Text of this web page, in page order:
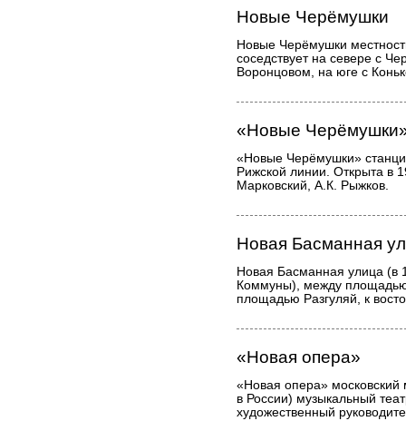
Новые Черёмушки
Новые Черёмушки
соседствует на севере с
Воронцовом, на юге с
«Новые
«Новые Черёмушки»
Рижской линии. Открыта в
Марковский, А.К. Рыжков.
Новая Басманная
Новая Басманная улица (в
Коммуны), между
площадью Разгуляй, к
«Новая опера»
«Новая опера»
в России) музыкальный
художественный